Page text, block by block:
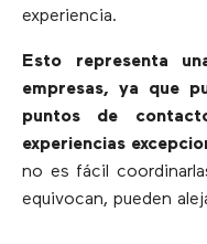
experiencia.
Esto representa
empresas, ya que
puntos de
experiencias
no es fácil
equivocan, pueden